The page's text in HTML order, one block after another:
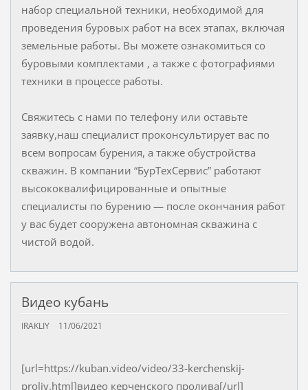
набор специальной техники, необходимой для
проведения буровых работ на всех этапах, включая
земельные работы. Вы можете ознакомиться со
буровыми комплектами , а также с фотографиями
техники в процессе работы.
Свяжитесь с нами по телефону или оставьте
заявку,наш специалист проконсультирует вас по
всем вопросам бурения, а также обустройства
скважин. В компании “БурТехСервис” работают
высококвалифицированные и опытные
специалисты по бурению — после окончания работ
у вас будет сооружена автономная скважина с
чистой водой.
Видео кубань
IRAKLIY 11/06/2021
[url=https://kuban.video/video/33-kerchenskij-
proliv.html]видео керченского пролива[/url]